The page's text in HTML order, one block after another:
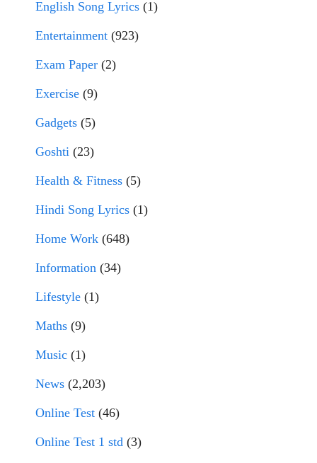
English Song Lyrics (1)
Entertainment (923)
Exam Paper (2)
Exercise (9)
Gadgets (5)
Goshti (23)
Health & Fitness (5)
Hindi Song Lyrics (1)
Home Work (648)
Information (34)
Lifestyle (1)
Maths (9)
Music (1)
News (2,203)
Online Test (46)
Online Test 1 std (3)